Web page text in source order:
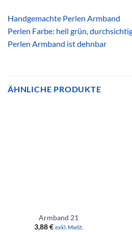
Handgemachte Perlen Armband
Perlen Farbe: hell grün,
Perlen Armband ist dehnbar
ÄHNLICHE PRODUKTE
Armband 21
3,88€ exkl. MwSt.